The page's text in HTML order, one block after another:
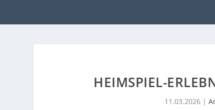
HEIMSPIEL-
11.03.2026|